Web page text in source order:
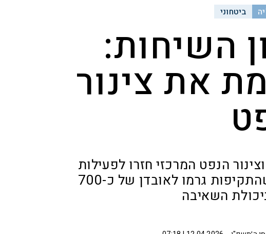
ביטחוני
השיחות:
את צינור
הנפט המרכזי חזרו לפעילות
לאחר תקיפות איראניות זאת לאחר שהתקיפות גרמו לאובדן של כ-700
השאיבה